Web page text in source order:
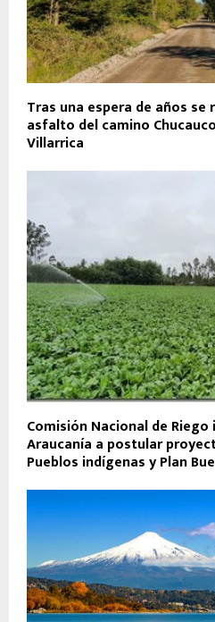
Tras una espera de años se
asfalto del camino
Villarrica
Comisión Nacional de
Araucanía a postular
Pueblos indígenas y Plan